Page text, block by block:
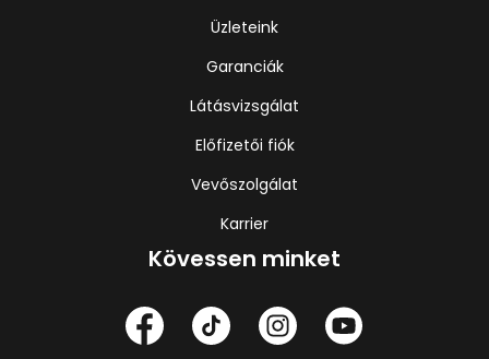
Üzleteink
Garanciák
Látásvizsgálat
Előfizetői fiók
Vevőszolgálat
Karrier
Kövessen minket